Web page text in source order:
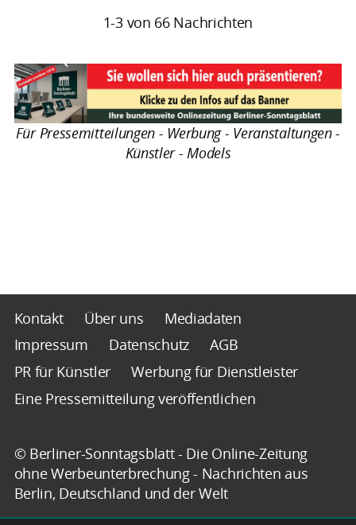
1-3 von 66 Nachrichten
Für Pressemitteilungen - Werbung - Veranstaltungen -
Künstler - Models
Kontakt Über uns
Mediadaten
Impressum
Datenschutz
AGB
PR für Künstler
Werbung für Dienstleister
Eine Pressemitteilung veröffentlichen
© Berliner-Sonntagsblatt - Die Online-Zeitung
ohne Werbeunterbrechung - Nachrichten aus
Berlin, Deutschland und der Welt